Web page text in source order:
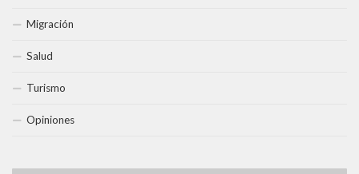
Migración
Salud
Turismo
Opiniones